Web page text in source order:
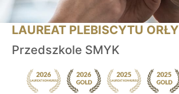
LAUREAT PLEBISCYTU ORŁY
Przedszkole SMYK